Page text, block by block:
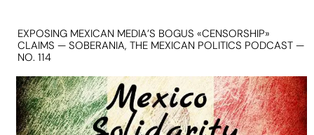
EXPOSING MEXICAN MEDIA’S BOGUS «CENSORSHIP»
CLAIMS — SOBERANIA, THE MEXICAN POLITICS PODCAST —
NO. 114